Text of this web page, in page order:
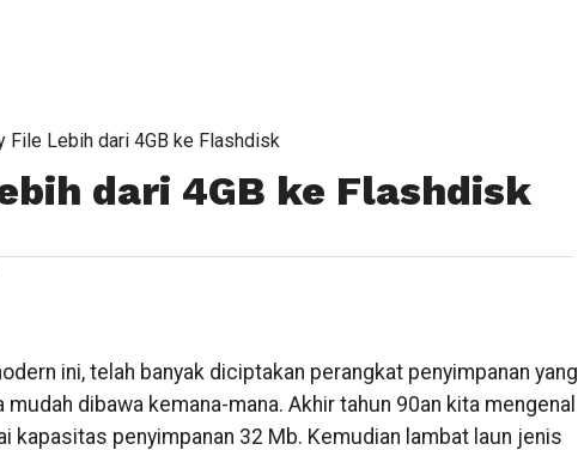
File Lebih dari 4GB ke Flashdisk
dari 4GB ke Flashdisk
ini, telah banyak diciptakan perangkat penyimpanan yang
dibawa kemana-mana. Akhir tahun 90an kita mengenal
kapasitas penyimpanan 32 Mb. Kemudian lambat laun jenis